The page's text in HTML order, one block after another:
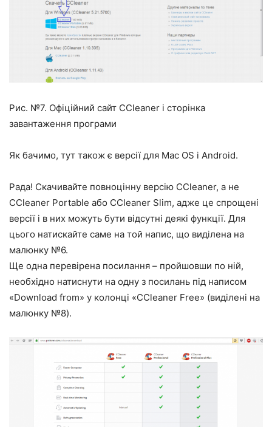
Рис. №7. Офіційний сайт CCleaner і сторінка
завантаження програми
Як бачимо, тут також є версії для Mac OS і Android.
Рада! Скачивайте повноцінну версію CCleaner, а не
CCleaner Portable або CCleaner Slim, адже це спрощені
версії і в них можуть бути відсутні деякі функції. Для
цього натискайте саме на той напис, що виділена на
малюнку №6.
Ще одна перевірена посилання – пройшовши по ній,
необхідно натиснути на одну з посилань під написом
«Download from» у колонці «CCleaner Free» (виділені на
малюнку №8).